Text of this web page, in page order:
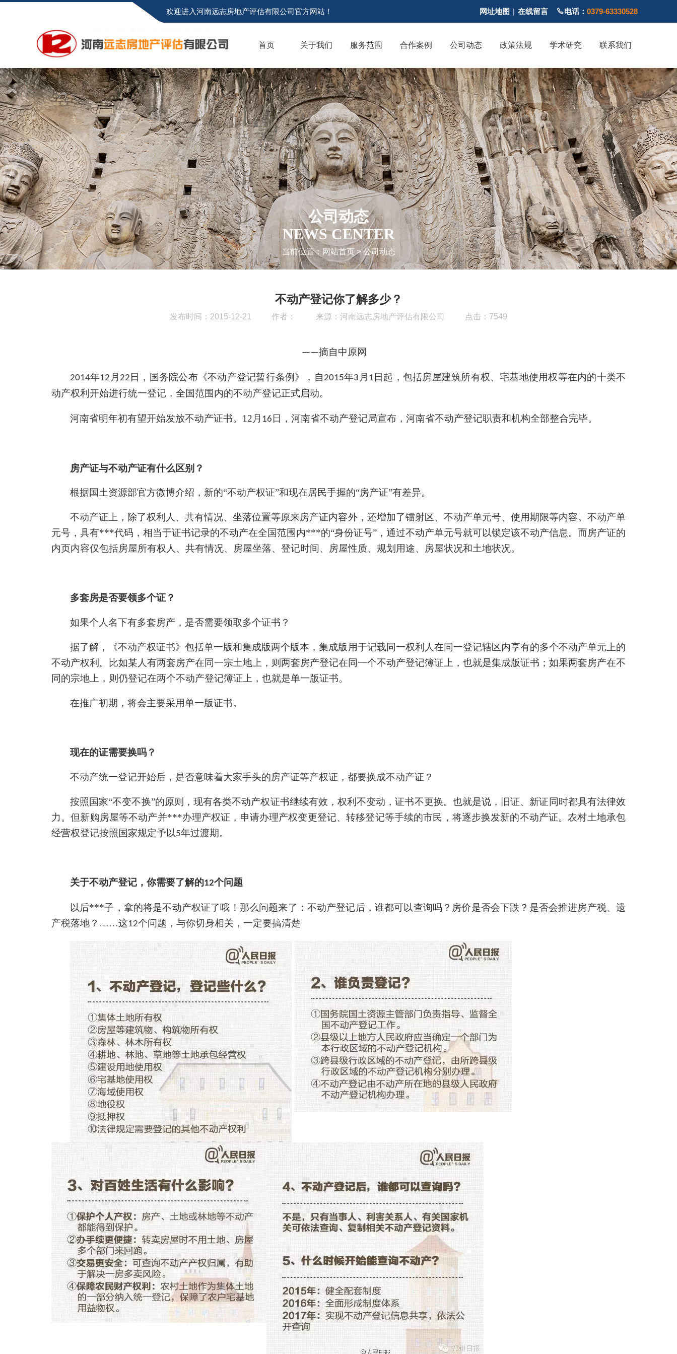
欢迎进入河南远志房地产评估有限公司官方网站！ 网址地图 | 在线留言 电话： 0379-63330528
首页 关于我们 服务范围 合作案例 公司动态 政策法规 学术研究 联系我们
公司动态
NEWS CENTER
当前位置： 网站首页>公司动态
不动产登记你了解多少？
发布时间：2015-12-21 作者： 来源： 河南远志房地产评估有限公司 点击：7549
——摘自中原网
2014年12 月 22 日，国务院公布《不动产登记暂行条例》，自2015年3 月 1 日起，包括房屋建筑所有权、宅基地使用权等在内的十类不
动产权利开始进行统一登记，全国范围内的不动产登记正式启动。
河南省明年初有望开始发放不动产证书。 12 月 16 日，河南省不动产登记局宣布，河南省不动产登记职责和机构全部整合完毕。
房产证与不动产证有什么区别？
根据国土资源部官方微博介绍，新的“不动产权证”和现在居民手握的“房产证”有差异。
不动产证上，除了权利人、共有情况、坐落位置等原来房产证内容外，还增加了镭射区、不动产单元号、使用期限等内容。不动产单
元号，具有***代码，相当于证书记录的不动产在全国范围内***的“身份证号”，通过不动产单元号就可以锁定该不动产信息。而房产证的
内页内容仅包括房屋所有权人、共有情况、房屋坐落、登记时间、房屋性质、规划用途、房屋状况和土地状况。
多套房是否要领多个证？
如果个人名下有多套房产，是否需要领取多个证书？
据了解，《不动产权证书》包括单一版和集成版两个版本，集成版用于记载同一权利人在同一登记辖区内享有的多个不动产单元上的
不动产权利。比如某人有两套房产在同一宗土地上，则两套房产登记在同一个不动产登记簿证上，也就是集成版证书；如果两套房产在不
同的宗地上，则仍登记在两个不动产登记簿证上，也就是单一版证书。
在推广初期，将会主要采用单一版证书。
现在的证需要换吗？
不动产统一登记开始后，是否意味着大家手头的房产证等产权证，都要换成不动产证？
按照国家“不变不换”的原则，现有各类不动产权证书继续有效，权利不变动，证书不更换。也就是说，旧证、新证同时都具有法律效
力。但新购房屋等不动产并***办理产权证，申请办理产权变更登记、转移登记等手续的市民，将逐步换发新的不动产证。农村土地承包
经营权登记按照国家规定予以5年过渡期。
关于不动产登记，你需要了解的 12个问题
以后***子，拿的将是不动产权证了哦！那么问题来了：不动产登记后，谁都可以查询吗？房价是否会下跌？是否会推进房产税、遗
产税落地？……这12个问题，与你切身相关，一定要搞清楚